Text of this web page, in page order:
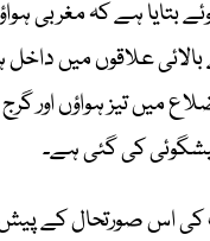
بتایا ہے کہ مغربی
علاقوں میں
میں تیز ہواؤں
کی گئی ہے۔
اس صورتحال کے پیش